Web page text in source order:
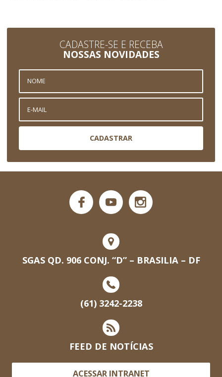
CADASTRE-SE E RECEBA
NOSSAS NOVIDADES
CADASTRAR
SGAS QD. 906 CONJ. “D” – BRASILIA – DF
(61) 3242-2238
FEED DE NOTÍCIAS
ACESSAR INTRANET